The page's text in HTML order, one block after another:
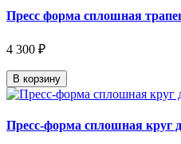
Пресс форма сплошная
4 300 ₽
В корзину
Пресс-форма сплошная круг